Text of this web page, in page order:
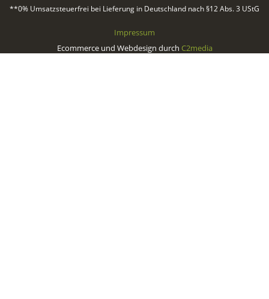
**0% Umsatzsteuerfrei bei Lieferung in Deutschland nach §12 Abs. 3 UStG
Impressum
Ecommerce und Webdesign durch C2media